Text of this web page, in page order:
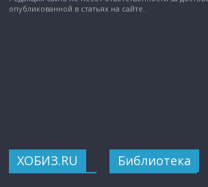
опубликованной в статьях на сайте.
ХОБИЗ.RU Библиотека